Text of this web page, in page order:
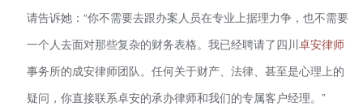
请告诉她：“你不需要去跟办案人员在专业上据理力争，也不需要
一个人去面对那些复杂的财务表格。我已经聘请了四川卓安律师
事务所的成安律师团队。任何关于财产、法律、甚至是心理上的
疑问，你直接联系卓安的承办律师和我们的专属客户经理。”